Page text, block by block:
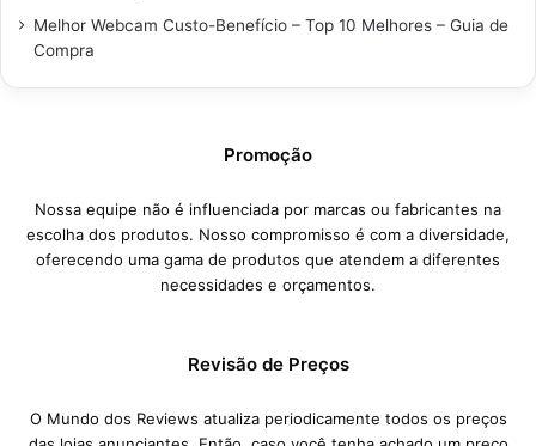
Melhor Webcam Custo-Benefício – Top 10 Melhores – Guia de
Compra
Promoção
Nossa equipe não é influenciada por marcas ou fabricantes na
escolha dos produtos. Nosso compromisso é com a diversidade,
oferecendo uma gama de produtos que atendem a diferentes
necessidades e orçamentos.
Revisão de Preços
O Mundo dos Reviews atualiza periodicamente todos os preços